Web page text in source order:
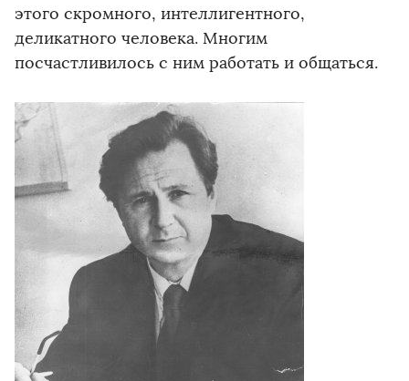
этого скромного, интеллигентного,
деликатного человека. Многим
посчастливилось с ним работать и общаться.